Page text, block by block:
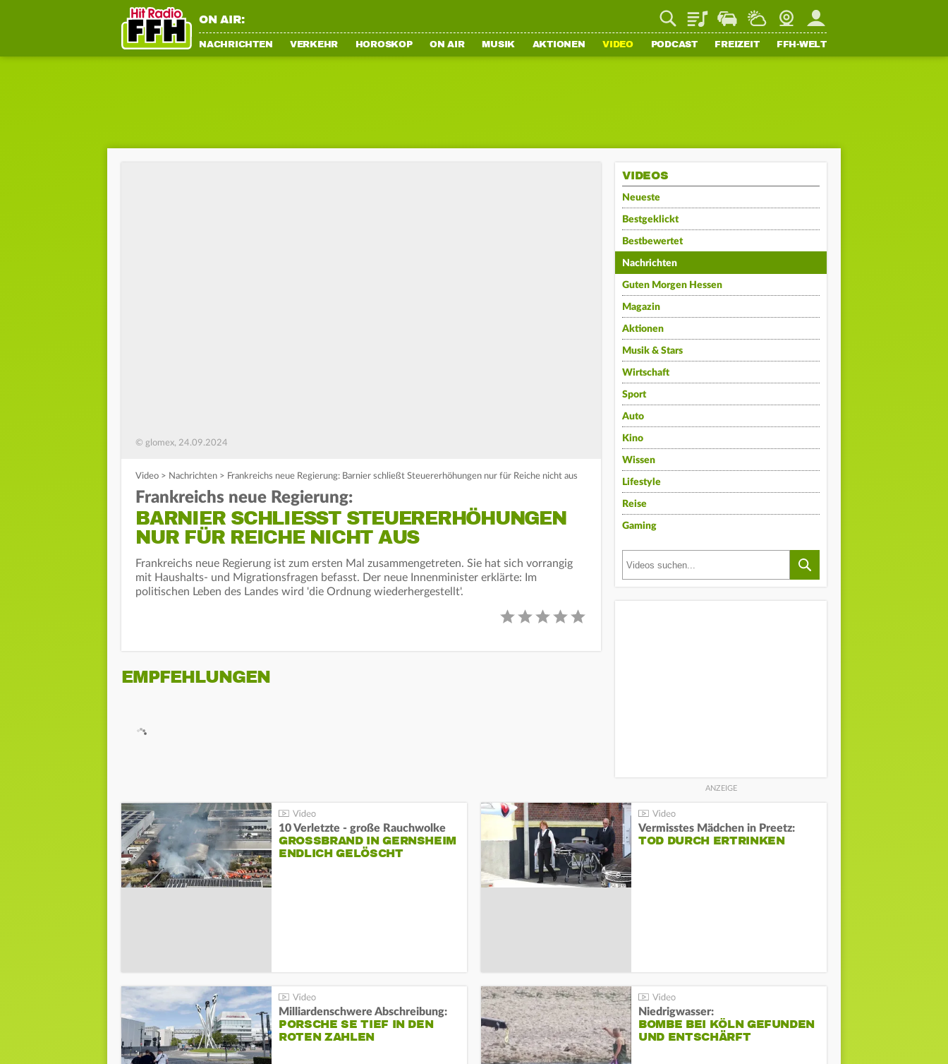
ON AIR: PlaylistStaupilotWetterWebcamMein FFH
NACHRICHTEN VERKEHR HOROSKOP ON AIR MUSIK AKTIONEN VIDEO PODCAST FREIZEIT FFH-WELT
© glomex, 24.09.2024
Video > Nachrichten > Frankreichs neue Regierung: Barnier schließt Steuererhöhungen nur für Reiche nicht aus
Frankreichs neue Regierung:
BARNIER SCHLIESST STEUERERHÖHUNGEN N
UR FÜR REICHE NICHT AUS
Frankreichs neue Regierung ist zum ersten Mal zusammengetreten. Sie hat sich vorrangig
mit Haushalts- und Migrationsfragen befasst. Der neue Innenminister erklärte: Im
politischen Leben des Landes wird 'die Ordnung wiederhergestellt'.
EMPFEHLUNGEN
VIDEOS
Neueste
Bestgeklickt
Bestbewertet
Nachrichten
Guten Morgen Hessen
Magazin
Aktionen
Musik & Stars
Wirtschaft
Sport
Auto
Kino
Wissen
Lifestyle
Reise
Gaming
10 Verletzte - große Rauchwolke
GROSSBRAND IN GERNSHEIM E
NDLICH GELÖSCHT
Vermisstes Mädchen in Preetz:
TOD DURCH ERTRINKEN
Milliardenschwere Abschreibung:
PORSCHE SE TIEF IN DEN
ROTEN ZAHLEN
Niedrigwasser:
BOMBE BEI KÖLN GEFUNDEN
UND ENTSCHÄRFT